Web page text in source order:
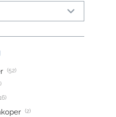
(52)
(2)